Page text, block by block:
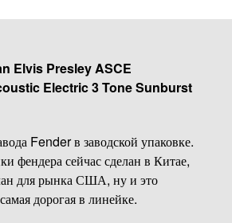
Elvis Presley ASCE
Electric 3 Tone Sunburst
Fender в заводской упаковке.
фендера сейчас сделан в Китае,
для рынка США, ну и это
дорогая в линейке.